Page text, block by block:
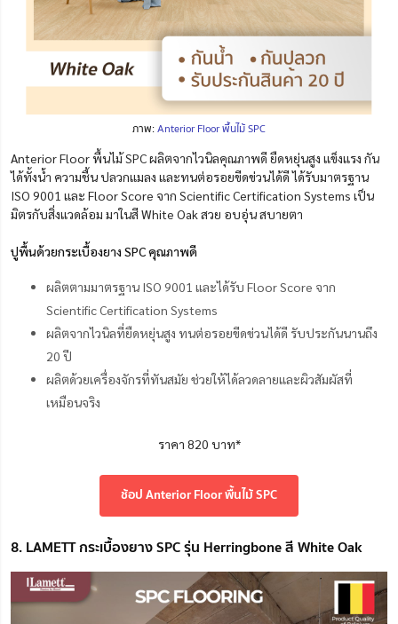
ภาพ:Anterior Floor พื้นไม้ SPC
Anterior Floor พื้นไม้ SPC ผลิตจากไวนิลคุณภาพดี ยืดหยุ่นสูง แข็งแรง กัน
ได้ทั้งน้ำ ความชื้น ปลวกแมลง และทนต่อรอยขีดข่วนได้ดี ได้รับมาตรฐาน
ISO 9001 และ Floor Score จาก Scientific Certification Systems เป็น
มิตรกับสิ่งแวดล้อม มาในสี White Oak สวย อบอุ่น สบายตา
ปูพื้นด้วยกระเบื้องยาง SPC คุณภาพดี
ผลิตตามมาตรฐาน ISO 9001 และได้รับ Floor Score จาก
Scientific Certification Systems
ผลิตจากไวนิลที่ยืดหยุ่นสูง ทนต่อรอยขีดข่วนได้ดี รับประกันนานถึง
20 ปี
ผลิตด้วยเครื่องจักรที่ทันสมัย ช่วยให้ได้ลวดลายและผิวสัมผัสที่
เหมือนจริง
ราคา 820 บาท*
ช้อป Anterior Floor พื้นไม้ SPC
8. LAMETT กระเบื้องยาง SPC รุ่น Herringbone สี White Oak